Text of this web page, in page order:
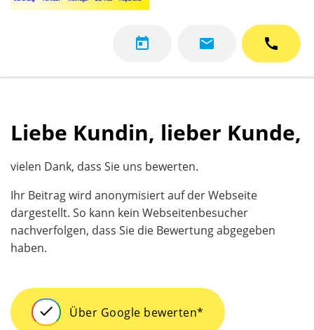
mail call
today
Liebe Kundin, lieber Kunde,
vielen Dank, dass Sie uns bewerten.
Ihr Beitrag wird anonymisiert auf der Webseite
dargestellt. So kann kein Webseitenbesucher
nachverfolgen, dass Sie die Bewertung abgegeben
haben.
check Über Google bewerten*